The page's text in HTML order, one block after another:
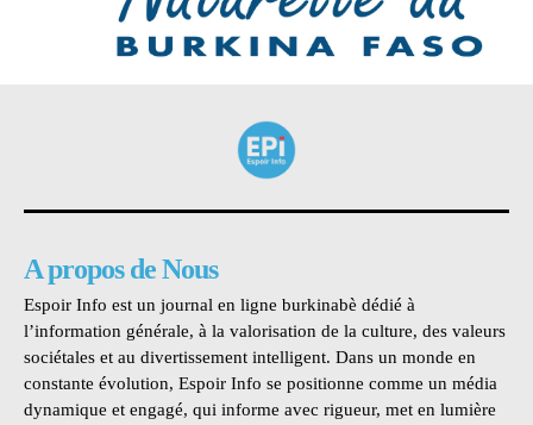
A propos de Nous
Espoir Info est un journal en ligne burkinabè dédié à
l’information générale, à la valorisation de la culture, des valeurs
sociétales et au divertissement intelligent. Dans un monde en
constante évolution, Espoir Info se positionne comme un média
dynamique et engagé, qui informe avec rigueur, met en lumière